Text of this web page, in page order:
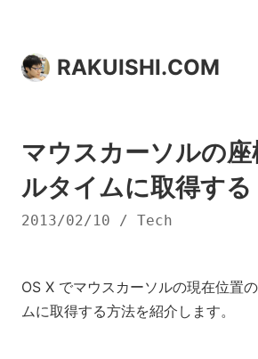
RAKUISHI.COM
マウスカーソルの
ルタイムに取得する
2013/02/10 / Tech
OS X でマウスカーソルの現在位置
ムに取得する方法を紹介します。